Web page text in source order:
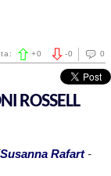
0
-0
+0
ROSSELL
Susanna Rafart-